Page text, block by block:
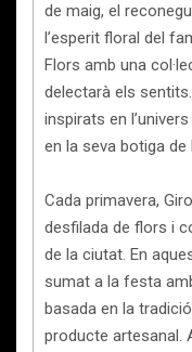
de maig, el
l’esperit floral del
Flors amb una
delectarà els
inspirats en
en la seva botiga de
Cada primavera,
desfilada de flors i
de la ciutat. En
sumat a la festa
basada en la
producte artesanal.